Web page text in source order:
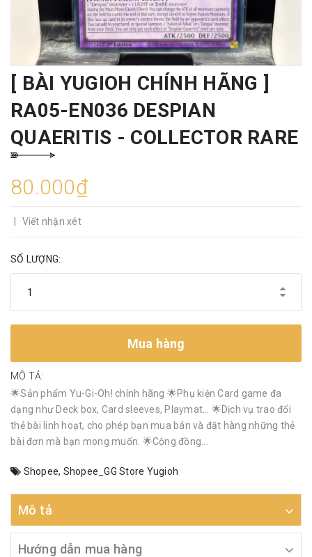
[ BÀI YUGIOH CHÍNH HÃNG ]
RA05-EN036 DESPIAN
QUAERITIS - COLLECTOR RARE
80.000₫
Viết nhận xét
SỐ LƯỢNG:
Mua hàng
MÔ TẢ:
🌟Sản phẩm Yu-Gi-Oh! chính hãng 🌟Phụ kiện Card game đa
dạng như Deck box, Card sleeves, Playmat… 🌟Dịch vụ trao đổi
thẻ bài linh hoạt, cho phép bạn mua bán và đặt hàng những thẻ
bài đơn mà bạn mong muốn. 🌟Cộng đồng...
Shopee, Shopee_GG Store Yugioh
Mô tả
Hướng dẫn mua hàng